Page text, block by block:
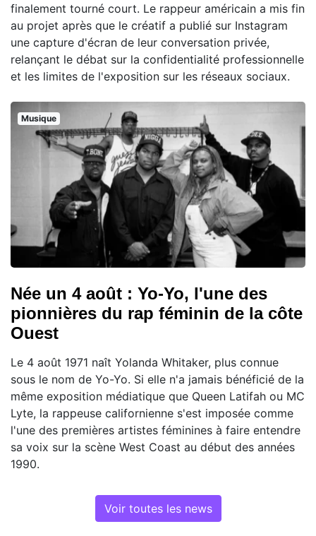
finalement tourné court. Le rappeur américain a mis fin
au projet après que le créatif a publié sur Instagram
une capture d'écran de leur conversation privée,
relançant le débat sur la confidentialité professionnelle
et les limites de l'exposition sur les réseaux sociaux.
Musique
Née un 4 août : Yo-Yo, l'une des
pionnières du rap féminin de la côte
Ouest
Le 4 août 1971 naît Yolanda Whitaker, plus connue
sous le nom de Yo-Yo. Si elle n'a jamais bénéficié de la
même exposition médiatique que Queen Latifah ou MC
Lyte, la rappeuse californienne s'est imposée comme
l'une des premières artistes féminines à faire entendre
sa voix sur la scène West Coast au début des années
1990.
Voir toutes les news